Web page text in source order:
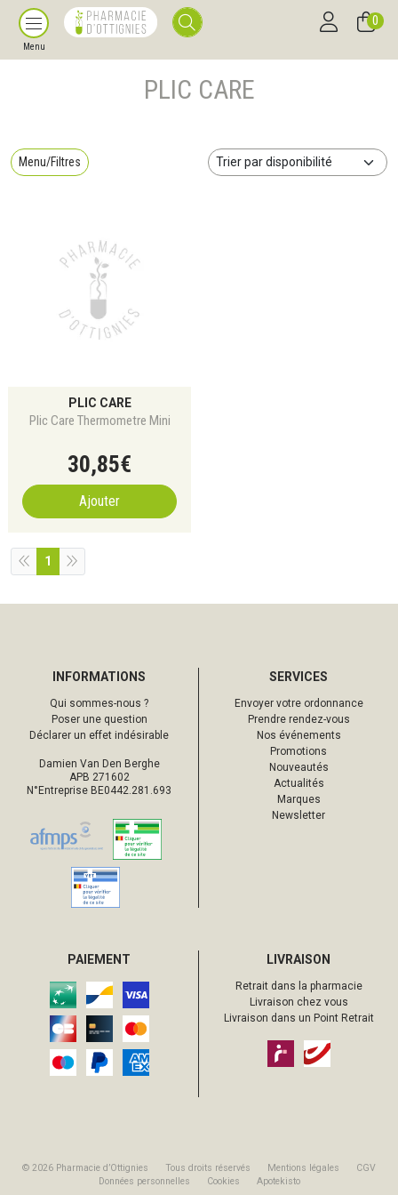
Menu
0
PLIC CARE
Menu/Filtres
PLIC CARE
Plic Care Thermometre Mini
30,85€
Ajouter
1
INFORMATIONS
Qui sommes-nous ?
Poser une question
Déclarer un effet indésirable
Damien Van Den Berghe
APB 271602
N°Entreprise BE0442.281.693
SERVICES
Envoyer votre ordonnance
Prendre rendez-vous
Nos événements
Promotions
Nouveautés
Actualités
Marques
Newsletter
PAIEMENT LIVRAISON
Retrait dans la pharmacie
Livraison chez vous
Livraison dans un Point Retrait
© 2026 Pharmacie d’Ottignies Tous droits réservés Mentions légales
CGV
Données personnelles
Cookies Apotekisto